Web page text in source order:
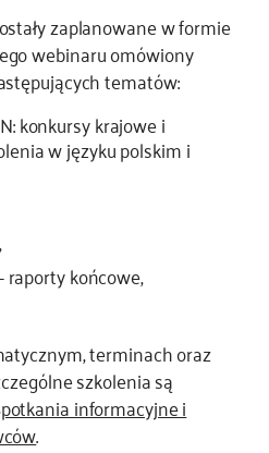
zaplanowane w formie
webinaru omówiony
tematów:
konkursy krajowe i
w języku polskim i
raporty końcowe,
terminach oraz
szkolenia są
informacyjne i
.